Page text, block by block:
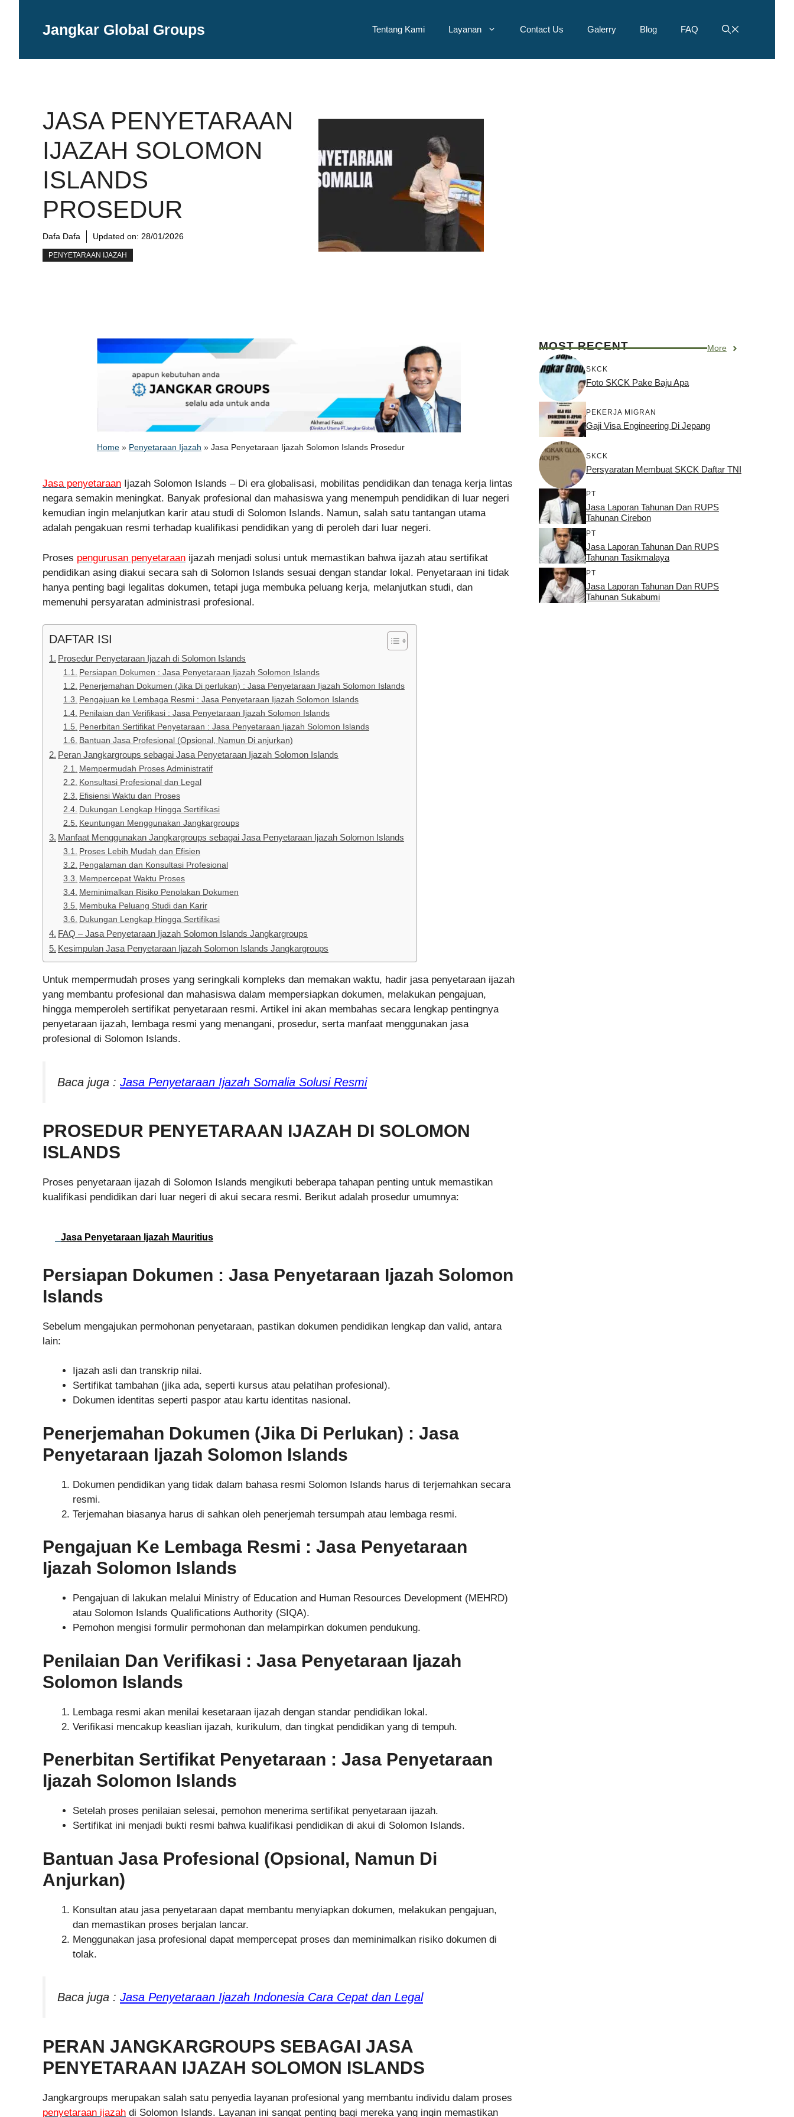
Jangkar Global Groups Tentang Kami Layanan Contact Us Galerry Blog FAQ
JASA PENYETARAAN
IJAZAH SOLOMON
ISLANDS
PROSEDUR
Dafa Dafa Updated on: 28/01/2026
PENYETARAAN IJAZAH
Home » Penyetaraan Ijazah » Jasa Penyetaraan Ijazah Solomon Islands Prosedur
Jasa penyetaraan Ijazah Solomon Islands – Di era globalisasi, mobilitas pendidikan dan tenaga kerja lintas
negara semakin meningkat. Banyak profesional dan mahasiswa yang menempuh pendidikan di luar negeri
kemudian ingin melanjutkan karir atau studi di Solomon Islands. Namun, salah satu tantangan utama
adalah pengakuan resmi terhadap kualifikasi pendidikan yang di peroleh dari luar negeri.
Proses pengurusan penyetaraan ijazah menjadi solusi untuk memastikan bahwa ijazah atau sertifikat
pendidikan asing diakui secara sah di Solomon Islands sesuai dengan standar lokal. Penyetaraan ini tidak
hanya penting bagi legalitas dokumen, tetapi juga membuka peluang kerja, melanjutkan studi, dan
memenuhi persyaratan administrasi profesional.
DAFTAR ISI
Prosedur Penyetaraan Ijazah di Solomon Islands
Persiapan Dokumen : Jasa Penyetaraan Ijazah Solomon Islands
Penerjemahan Dokumen (Jika Di perlukan) : Jasa Penyetaraan Ijazah Solomon Islands
Pengajuan ke Lembaga Resmi : Jasa Penyetaraan Ijazah Solomon Islands
Penilaian dan Verifikasi : Jasa Penyetaraan Ijazah Solomon Islands
Penerbitan Sertifikat Penyetaraan : Jasa Penyetaraan Ijazah Solomon Islands
Bantuan Jasa Profesional (Opsional, Namun Di anjurkan)
Peran Jangkargroups sebagai Jasa Penyetaraan Ijazah Solomon Islands
Mempermudah Proses Administratif
Konsultasi Profesional dan Legal
Efisiensi Waktu dan Proses
Dukungan Lengkap Hingga Sertifikasi
Keuntungan Menggunakan Jangkargroups
Manfaat Menggunakan Jangkargroups sebagai Jasa Penyetaraan Ijazah Solomon Islands
Proses Lebih Mudah dan Efisien
Pengalaman dan Konsultasi Profesional
Mempercepat Waktu Proses
Meminimalkan Risiko Penolakan Dokumen
Membuka Peluang Studi dan Karir
Dukungan Lengkap Hingga Sertifikasi
FAQ – Jasa Penyetaraan Ijazah Solomon Islands Jangkargroups
Kesimpulan Jasa Penyetaraan Ijazah Solomon Islands Jangkargroups
Untuk mempermudah proses yang seringkali kompleks dan memakan waktu, hadir jasa penyetaraan ijazah
yang membantu profesional dan mahasiswa dalam mempersiapkan dokumen, melakukan pengajuan,
hingga memperoleh sertifikat penyetaraan resmi. Artikel ini akan membahas secara lengkap pentingnya
penyetaraan ijazah, lembaga resmi yang menangani, prosedur, serta manfaat menggunakan jasa
profesional di Solomon Islands.
Baca juga : Jasa Penyetaraan Ijazah Somalia Solusi Resmi
PROSEDUR PENYETARAAN IJAZAH DI SOLOMON
ISLANDS
Proses penyetaraan ijazah di Solomon Islands mengikuti beberapa tahapan penting untuk memastikan
kualifikasi pendidikan dari luar negeri di akui secara resmi. Berikut adalah prosedur umumnya:
Jasa Penyetaraan Ijazah Mauritius
Persiapan Dokumen : Jasa Penyetaraan Ijazah Solomon
Islands
Sebelum mengajukan permohonan penyetaraan, pastikan dokumen pendidikan lengkap dan valid, antara
lain:
Ijazah asli dan transkrip nilai.
Sertifikat tambahan (jika ada, seperti kursus atau pelatihan profesional).
Dokumen identitas seperti paspor atau kartu identitas nasional.
Penerjemahan Dokumen (Jika Di Perlukan) : Jasa
Penyetaraan Ijazah Solomon Islands
Dokumen pendidikan yang tidak dalam bahasa resmi Solomon Islands harus di terjemahkan secara
resmi.
Terjemahan biasanya harus di sahkan oleh penerjemah tersumpah atau lembaga resmi.
Pengajuan Ke Lembaga Resmi : Jasa Penyetaraan
Ijazah Solomon Islands
Pengajuan di lakukan melalui Ministry of Education and Human Resources Development (MEHRD)
atau Solomon Islands Qualifications Authority (SIQA).
Pemohon mengisi formulir permohonan dan melampirkan dokumen pendukung.
Penilaian Dan Verifikasi : Jasa Penyetaraan Ijazah
Solomon Islands
Lembaga resmi akan menilai kesetaraan ijazah dengan standar pendidikan lokal.
Verifikasi mencakup keaslian ijazah, kurikulum, dan tingkat pendidikan yang di tempuh.
Penerbitan Sertifikat Penyetaraan : Jasa Penyetaraan
Ijazah Solomon Islands
Setelah proses penilaian selesai, pemohon menerima sertifikat penyetaraan ijazah.
Sertifikat ini menjadi bukti resmi bahwa kualifikasi pendidikan di akui di Solomon Islands.
Bantuan Jasa Profesional (Opsional, Namun Di
Anjurkan)
Konsultan atau jasa penyetaraan dapat membantu menyiapkan dokumen, melakukan pengajuan,
dan memastikan proses berjalan lancar.
Menggunakan jasa profesional dapat mempercepat proses dan meminimalkan risiko dokumen di
tolak.
Baca juga : Jasa Penyetaraan Ijazah Indonesia Cara Cepat dan Legal
PERAN JANGKARGROUPS SEBAGAI JASA
PENYETARAAN IJAZAH SOLOMON ISLANDS
Jangkargroups merupakan salah satu penyedia layanan profesional yang membantu individu dalam proses
penyetaraan ijazah di Solomon Islands. Layanan ini sangat penting bagi mereka yang ingin memastikan
MOST RECENT More
SKCK
Foto SKCK Pake Baju Apa
PEKERJA MIGRAN
Gaji Visa Engineering Di Jepang
SKCK
Persyaratan Membuat SKCK Daftar TNI
PT
Jasa Laporan Tahunan Dan RUPS
Tahunan Cirebon
PT
Jasa Laporan Tahunan Dan RUPS
Tahunan Tasikmalaya
PT
Jasa Laporan Tahunan Dan RUPS
Tahunan Sukabumi